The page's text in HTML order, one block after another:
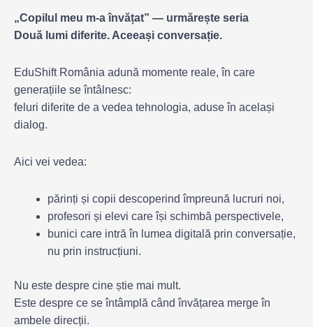
„Copilul meu m-a învățat” — urmărește seria
Două lumi diferite. Aceeași conversație.
EduShift România adună momente reale, în care
generațiile se întâlnesc:
feluri diferite de a vedea tehnologia, aduse în același
dialog.
Aici vei vedea:
părinți și copii descoperind împreună lucruri noi,
profesori și elevi care își schimbă perspectivele,
bunici care intră în lumea digitală prin conversație,
nu prin instrucțiuni.
Nu este despre cine știe mai mult.
Este despre ce se întâmplă când învățarea merge în
ambele direcții.